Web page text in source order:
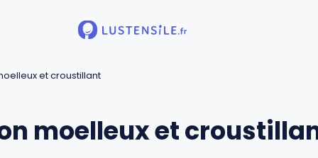
et croustillant
moelleux et